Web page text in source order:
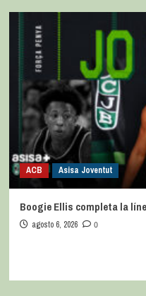
ACB Asisa Joventut
Boogie Ellis completa la
agosto 6, 2026 0